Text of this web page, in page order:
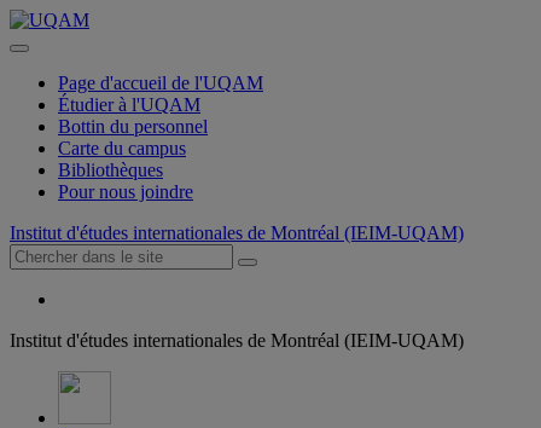
Page d'accueil de l'UQAM
Étudier à l'UQAM
Bottin du personnel
Carte du campus
Bibliothèques
Pour nous joindre
Institut d'études internationales de Montréal (IEIM-UQAM)
Institut d'études internationales de Montréal (IEIM-UQAM)